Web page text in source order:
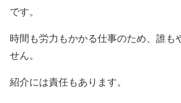
です。
時間も労力もかかる仕事のため、誰も
せん。
紹介には責任もあります。